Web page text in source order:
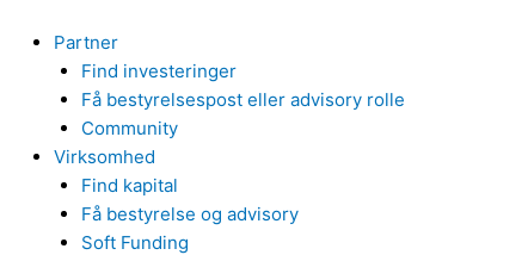
indholdet
Partner
Find investeringer
Få bestyrelsespost eller advisory rolle
Community
Virksomhed
Find kapital
Få bestyrelse og advisory
Soft Funding